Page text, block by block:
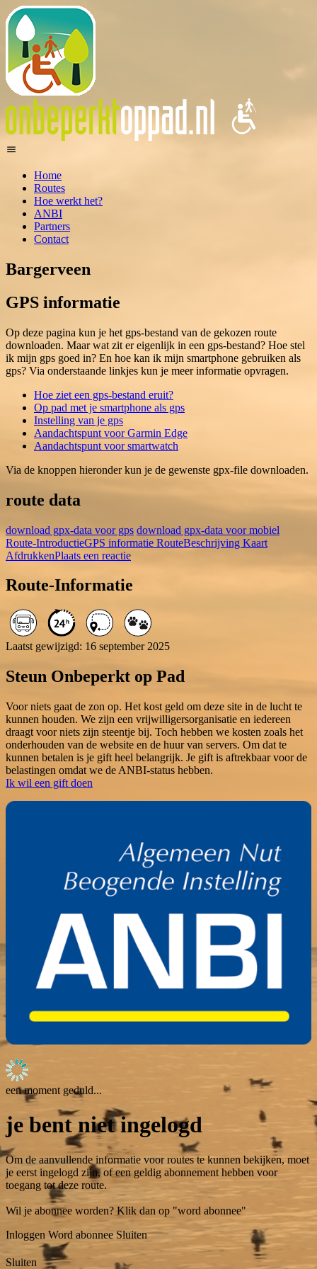
Home
Routes
Hoe werkt het?
ANBI
Partners
Contact
Bargerveen
GPS informatie
Op deze pagina kun je het gps-bestand van de gekozen route
downloaden. Maar wat zit er eigenlijk in een gps-bestand? Hoe stel
ik mijn gps goed in? En hoe kan ik mijn smartphone gebruiken als
gps? Via onderstaande linkjes kun je meer informatie opvragen.
Hoe ziet een gps-bestand eruit?
Op pad met je smartphone als gps
Instelling van je gps
Aandachtspunt voor Garmin Edge
Aandachtspunt voor smartwatch
Via de knoppen hieronder kun je de gewenste gpx-file downloaden.
route data
download gpx-data voor gps download gpx-data voor mobiel
Route-IntroductieGPS informatie RouteBeschrijving Kaart
AfdrukkenPlaats een reactie
Route-Informatie
Laatst gewijzigd: 16 september 2025
Steun Onbeperkt op Pad
Voor niets gaat de zon op. Het kost geld om deze site in de lucht te
kunnen houden. We zijn een vrijwilligersorganisatie en iedereen
draagt voor niets zijn steentje bij. Toch hebben we kosten zoals het
onderhouden van de website en de huur van servers. Om dat te
kunnen betalen is je gift heel belangrijk. Je gift is aftrekbaar voor de
belastingen omdat we de ANBI-status hebben.
Ik wil een gift doen
een moment geduld...
je bent niet ingelogd
Om de aanvullende informatie voor routes te kunnen bekijken, moet
je eerst ingelogd zijn, of een geldig abonnement hebben voor
toegang tot deze route.
Wil je abonnee worden? Klik dan op "word abonnee"
Inloggen Word abonnee Sluiten
Sluiten